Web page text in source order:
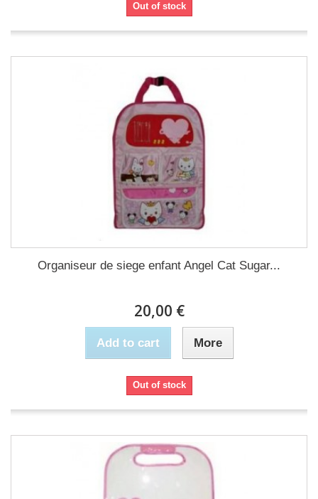
Out of stock
Organiseur de siege enfant Angel Cat Sugar...
20,00 €
Add to cart More
Out of stock